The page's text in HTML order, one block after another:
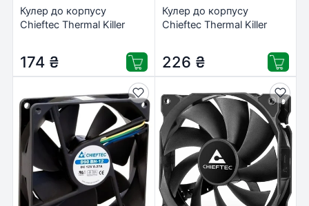
Кулер до корпусу
Chieftec Thermal Killer
174 ₴
Кулер до корпусу
Chieftec Thermal Killer
226 ₴